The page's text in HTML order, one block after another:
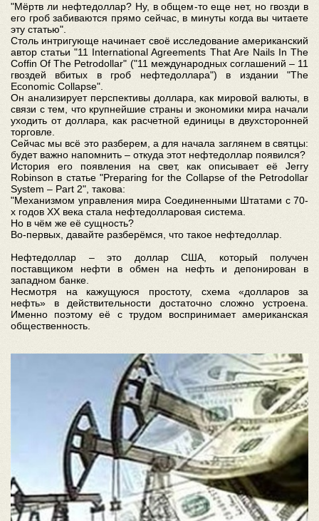
"Мёртв ли нефтедоллар? Ну, в общем-то еще нет, но гвозди в
его гроб забиваются прямо сейчас, в минуты когда вы читаете
эту статью".
Столь интригующе начинает своё исследование американский
автор статьи "11 International Agreements That Are Nails In The
Coffin Of The Petrodollar" ("11 международных соглашений – 11
гвоздей вбитых в гроб нефтедоллара") в издании "The
Economic Collapse".
Он анализирует перспективы доллара, как мировой валюты, в
связи с тем, что крупнейшие страны и экономики мира начали
уходить от доллара, как расчетной единицы в двухсторонней
торговле.
Сейчас мы всё это разберем, а для начала заглянем в святцы:
будет важно напомнить – откуда этот нефтедоллар появился?
История его появления на свет, как описывает её Jerry
Robinson в статье "Preparing for the Collapse of the Petrodollar
System – Part 2", такова:
"Механизмом управления мира Соединенными Штатами с 70-
х годов ХХ века стала нефтедолларовая система.
Но в чём же её сущность?
Во-первых, давайте разберёмся, что такое нефтедоллар.
Нефтедоллар – это доллар США, который получен
поставщиком нефти в обмен на нефть и депонирован в
западном банке.
Несмотря на кажущуюся простоту, схема «долларов за
нефть» в действительности достаточно сложно устроена.
Именно поэтому её с трудом воспринимает американская
общественность.